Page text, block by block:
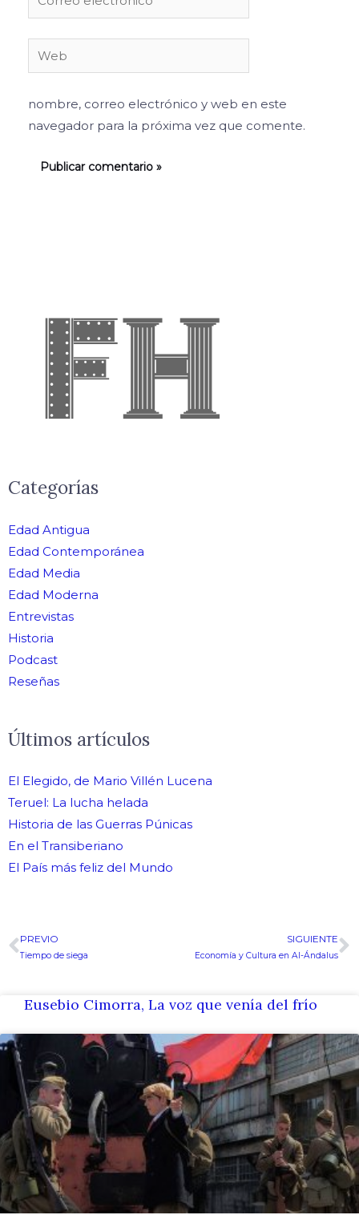
electrónico*
Web
nombre, correo electrónico y web en este
navegador para la próxima vez que comente.
Categorías
Edad Antigua
Edad Contemporánea
Edad Media
Edad Moderna
Entrevistas
Historia
Podcast
Reseñas
Últimos artículos
El Elegido, de Mario Villén Lucena
Teruel: La lucha helada
Historia de las Guerras Púnicas
En el Transiberiano
El País más feliz del Mundo
Ant
PREVIO
Tiempo de siega
SIGUIENTE
Economía y Cultura en Al-Ándalus
Eusebio Cimorra, La voz que venía del frío